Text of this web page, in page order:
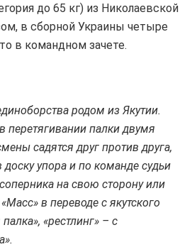
до 65 кг) из Николаевской
в сборной Украины четыре
в командном зачете.
родом из Якутии.
перетягивании палки двумя
садятся друг против друга,
упора и по команде судьи
на свою сторону или
в переводе с якутского
«рестлинг» – с